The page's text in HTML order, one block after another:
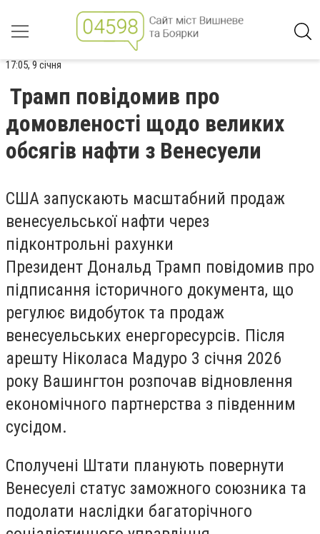
17:05, 9 січня
Трамп повідомив про
домовленості щодо великих
обсягів нафти з Венесуели
США запускають масштабний продаж
венесуельської нафти через
підконтрольні рахунки
Президент Дональд Трамп повідомив про
підписання історичного документа, що
регулює видобуток та продаж
венесуельських енергоресурсів. Після
арешту Ніколаса Мадуро 3 січня 2026
року Вашингтон розпочав відновлення
економічного партнерства з південним
сусідом.
Сполучені Штати планують повернути
Венесуелі статус заможного союзника та
подолати наслідки багаторічного